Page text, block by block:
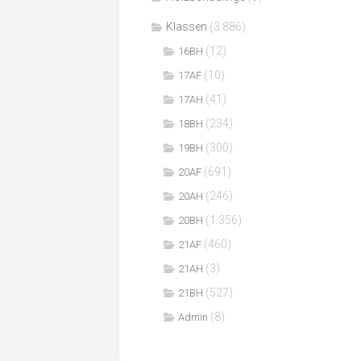
Klassen (3.886)
16BH (12)
17AF (10)
17AH (41)
18BH (234)
19BH (300)
20AF (691)
20AH (246)
20BH (1.356)
21AF (460)
21AH (3)
21BH (527)
Admin (8)